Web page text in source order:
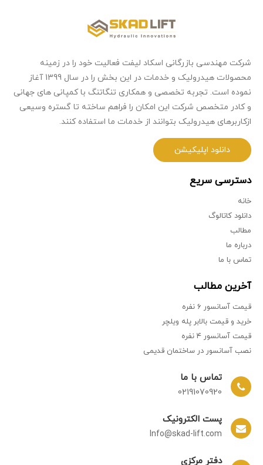
شرکت مهندسی بازرگانی اسکاد لیفت فعالیت خود را در زمینه
محصولات هیدرولیک و خدمات در این بخش را در سال 1399 آغاز
نموده است. تجربه تخصصی و همکاری تنگاتنگ با کمپانی های جهانی
و کادر متخصص شرکت این امکان را فراهم ساخته تا گستره وسیعی
ازکاربرهای هیدرولیک بتوانند از خدمات ما استفاده کنند.
دانلود اپلیکیشن
دسترسی سریع
خانه
دانلود کاتالوگ
مطالب
درباره ما
تماس با ما
آخرین مطالب
قیمت آسانسور ۶ نفره
خرید و قیمت بالابر پله ویلچر
قیمت آسانسور ۴ نفره
نصب آسانسور در ساختمان‌ قدیمی
تماس با ما
02191070920
پست الکترونیک
Info@skad-lift.com
دفتر مرکزی